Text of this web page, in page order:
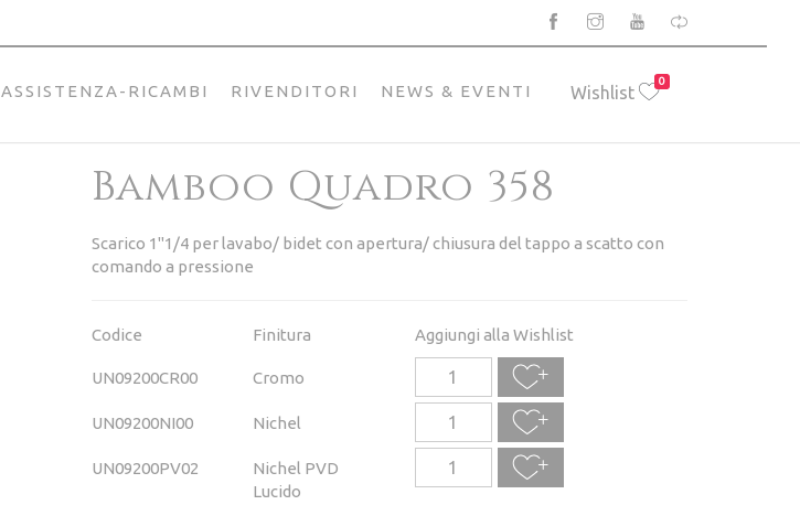
Wishlist
0
ASSISTENZA-RICAMBI RIVENDITORI NEWS & EVENTI
Bamboo Quadro 358
Scarico 1"1/4 per lavabo/ bidet con apertura/ chiusura del tappo a scatto con
comando a pressione
Codice Finitura Aggiungi alla Wishlist
UN09200CR00 Cromo
UN09200NI00 Nichel
UN09200PV02
Nichel PVD
Lucido